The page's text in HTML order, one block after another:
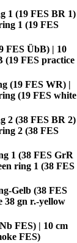
1 (19 FES BR 1)
1 (19 FES
FES ÜbB) | 10
(19 FES practice
(19 FES WR) |
(19 FES white
2 (38 FES BR 2)
2 (38 FES
1 (38 FES GrR
ring 1 (38 FES
Gelb (38 FES
38 gn r.-yellow
FES) | 10 cm
FES)